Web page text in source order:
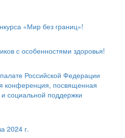
«Мир без границ»!
с особенностями здоровья!
Российской Федерации
конференция, посвященная
социальной поддержки
2024 г.